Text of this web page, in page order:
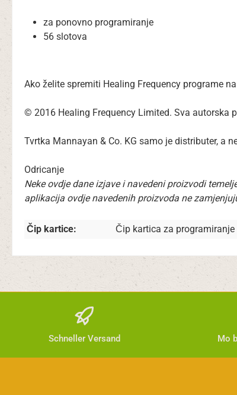
za ponovno programiranje
56 slotova
Ako želite spremiti Healing Frequency programe
© 2016 Healing Frequency Limited. Sva autorska
Tvrtka Mannayan & Co. KG samo je distributer, a
Odricanje
Neke ovdje dane izjave i navedeni proizvodi
aplikacija ovdje navedenih proizvoda ne
Čip kartice: Čip kartica za programiranje
Schneller Versand Mo